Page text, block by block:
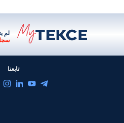
لم
تابعنا